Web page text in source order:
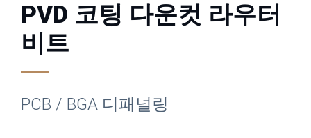
PVD 코팅 다운컷 라우터
비트
PCB / BGA 디패널링